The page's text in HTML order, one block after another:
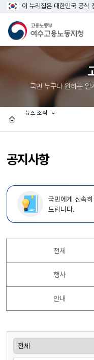
이 누리집은 대한민국 공식
국민 누구나 원하는 일
공지사항
뉴스·소식
국민에게 신속
드립니다.
전체
행사
안내
게시판검색